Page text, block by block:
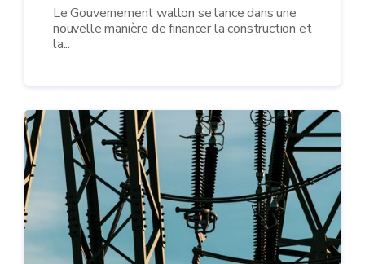
Le Gouvernement wallon se lance dans une
nouvelle manière de financer la construction et
la...